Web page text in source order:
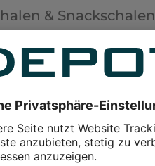
& Snackschalen